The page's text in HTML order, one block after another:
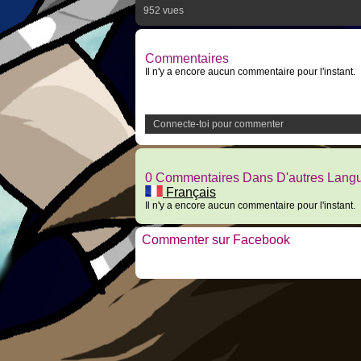
952 vues
Commentaires
Il n'y a encore aucun commentaire pour l'instant.
Connecte-toi pour commenter
0 Commentaires Dans D'autres
Français
Il n'y a encore aucun commentaire pour l'instant.
Commenter sur Facebook